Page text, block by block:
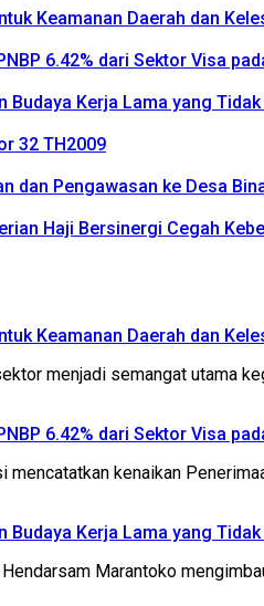
Keamanan Daerah dan
6.42% dari Sektor Visa
Kerja Lama yang
32 TH2009
dan Pengawasan ke Desa
Haji Bersinergi Cegah
Keamanan Daerah dan
menjadi semangat utama
6.42% dari Sektor Visa
mencatatkan kenaikan
Kerja Lama yang
Marantoko